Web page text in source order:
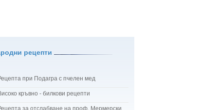
рецепти
при Подагра с пчелен мед
кръвно - билкови рецепти
за отслабване на проф. Мермерски